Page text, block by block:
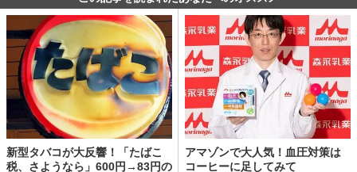
新型タバコが大反響！「たばこ
税、さようなら」600円→83円の
アマゾンで大人気！血圧対策は
コーヒーに足してみて